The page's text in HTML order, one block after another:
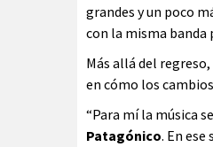
grandes y un poco
con la misma banda
Más allá del
en cómo los
“Para mí la música
Patagónico. En